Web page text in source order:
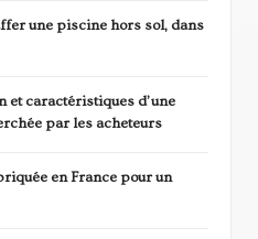
une piscine hors sol, dans
et caractéristiques d’une
par les acheteurs
en France pour un